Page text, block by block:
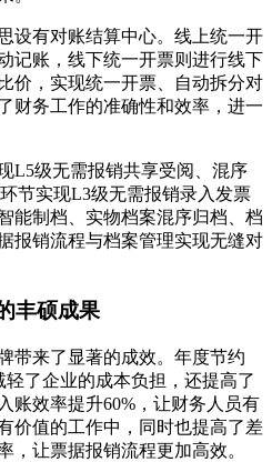
设有对账结算中心。线上统一开
记账，线下统一开票则进行线下
价，实现统一开票、自动拆分对
财务工作的准确性和效率，进一
L5级无需报销共享受阅、混序
节实现L3级无需报销录入发票
能制档、实物档案混序归档、档
报销流程与档案管理实现无缝对
丰硕成果
带来了显著的成效。年度节约
轻了企业的成本负担，还提高了
账效率提升60%，让财务人员有
价值的工作中，同时也提高了差
，让票据报销流程更加高效。